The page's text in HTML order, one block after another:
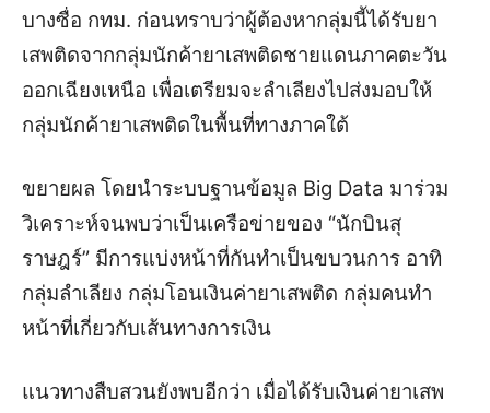
บางซื่อ กทม. ก่อนทราบว่าผู้ต้องหากลุ่มนี้ได้รับยา
เสพติดจากกลุ่มนักค้ายาเสพติดชายแดนภาคตะวัน
ออกเฉียงเหนือ เพื่อเตรียมจะลำเลียงไปส่งมอบให้
กลุ่มนักค้ายาเสพติดในพื้นที่ทางภาคใต้
ขยายผล โดยนำระบบฐานข้อมูล Big Data มาร่วม
วิเคราะห์จนพบว่าเป็นเครือข่ายของ “นักบินสุ
ราษฎร์” มีการแบ่งหน้าที่กันทำเป็นขบวนการ อาทิ
กลุ่มลำเลียง กลุ่มโอนเงินค่ายาเสพติด กลุ่มคนทำ
หน้าที่เกี่ยวกับเส้นทางการเงิน
แนวทางสืบสวนยังพบอีกว่า เมื่อได้รับเงินค่ายาเสพ